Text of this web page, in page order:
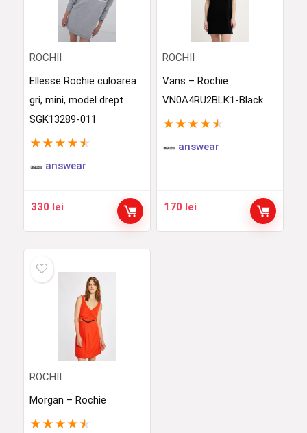
ROCHII
Ellesse Rochie culoarea
gri, mini, model drept
SGK13289-011
★ ★ ★ ★ ★
answear
330 lei
ROCHII
Vans – Rochie
VN0A4RU2BLK1-Black
★ ★ ★ ★ ★
answear
170 lei
ROCHII
Morgan – Rochie
★ ★ ★ ★ ★